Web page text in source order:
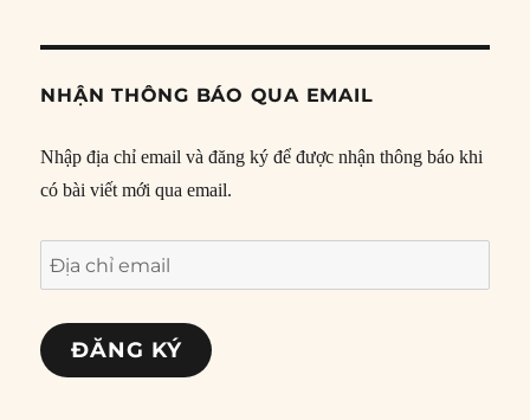
NHẬN THÔNG BÁO QUA EMAIL
Nhập địa chỉ email và đăng ký để được nhận thông báo khi
có bài viết mới qua email.
Địa
chỉ
email
ĐĂNG KÝ